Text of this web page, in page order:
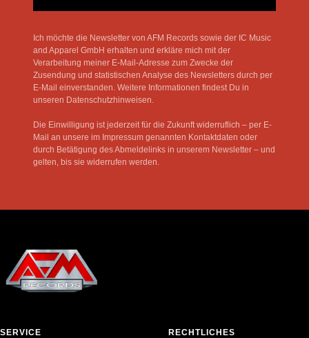
Ich möchte die Newsletter von AFM Records sowie der IC Music
and Apparel GmbH erhalten und erkläre mich mit der
Verarbeitung meiner E-Mail-Adresse zum Zwecke der
Zusendung und statistischen Analyse des Newsletters durch per
E-Mail einverstanden. Weitere Informationen findest Du in
unseren Datenschutzhinweisen.
Die Einwilligung ist jederzeit für die Zukunft widerruflich – per E-
Mail an unsere im Impressum genannten Kontaktdaten oder
durch Betätigung des Abmeldelinks in unserem Newsletter – und
gelten, bis sie widerrufen werden.
SERVICE RECHTLICHES